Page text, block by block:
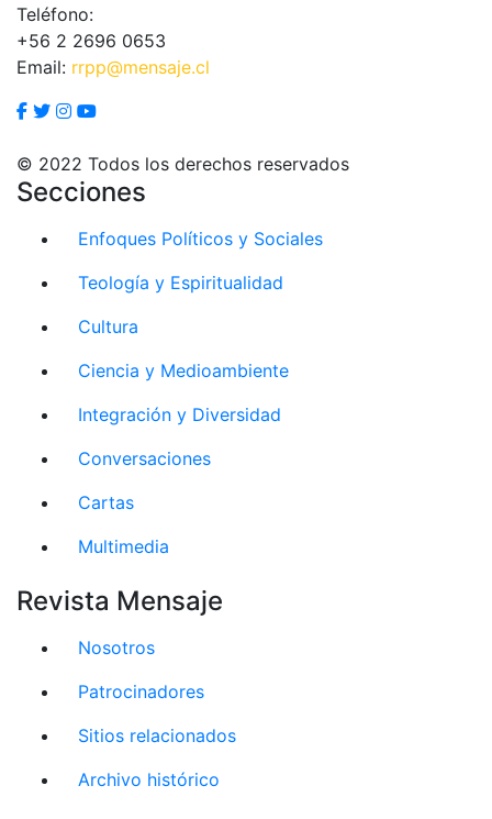
Teléfono:
+56 2 2696 0653
Email: rrpp@mensaje.cl
© 2022 Todos los derechos reservados
Secciones
Enfoques Políticos y Sociales
Teología y Espiritualidad
Cultura
Ciencia y Medioambiente
Integración y Diversidad
Conversaciones
Cartas
Multimedia
Revista Mensaje
Nosotros
Patrocinadores
Sitios relacionados
Archivo histórico